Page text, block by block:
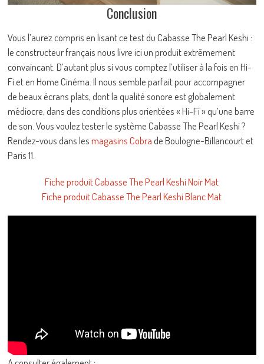
Conclusion
Vous l’aurez compris en lisant ce test du Cabasse The Pearl Keshi :
le constructeur français nous livre ici un produit extrêmement
convaincant. D’autant plus si vous comptez l’utiliser à la fois en Hi-
Fi et en Home Cinéma. Il nous semble parfait pour accompagner
de beaux écrans plats, dont la qualité sonore est globalement
médiocre, dans des conditions plus orientées « Hi-Fi » qu’une barre
de son. Vous voulez tester le système Cabasse The Pearl Keshi ?
Rendez-vous dans lesmagasins Cobrade Boulogne-Billancourt et
Paris 11.
Fiche produit Cabasse The Pearl Keshi Noir Mat
Fiche produit Cabasse The Pearl Keshi Blanc Mat